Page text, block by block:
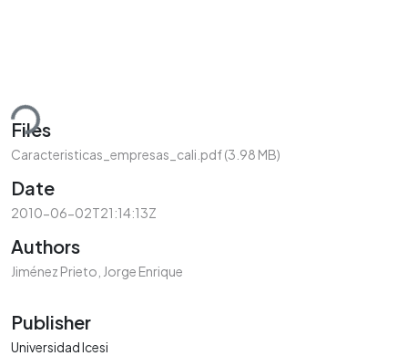
Files
Caracteristicas_empresas_cali.pdf(3.98 MB)
Date
2010-06-02T21:14:13Z
Authors
Jiménez Prieto, Jorge Enrique
Publisher
Universidad Icesi